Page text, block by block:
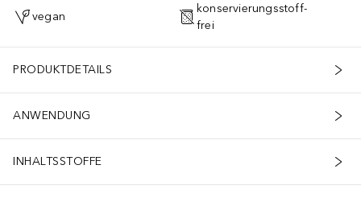
vegan
konservierungsstoff-
frei
PRODUKTDETAILS
ANWENDUNG
INHALTSSTOFFE